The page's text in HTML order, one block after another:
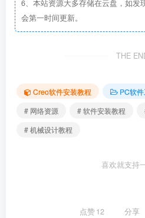
6、本站资源大多存储在云盘，如发
会第一时间更新。
THE
Creo软件安装教程
PC软
# 网络资源
# 软件安装教程
# 机械设计教程
喜欢就支持
点赞12 分享